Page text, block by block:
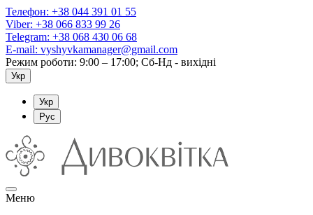
Телефон: +38 044 391 01 55
Viber: +38 066 833 99 26
Telegram: +38 068 430 06 68
E-mail: vyshyvkamanager@gmail.com
Режим роботи: 9:00 – 17:00; Сб-Нд - вихідні
Укр
Укр
Рус
Меню